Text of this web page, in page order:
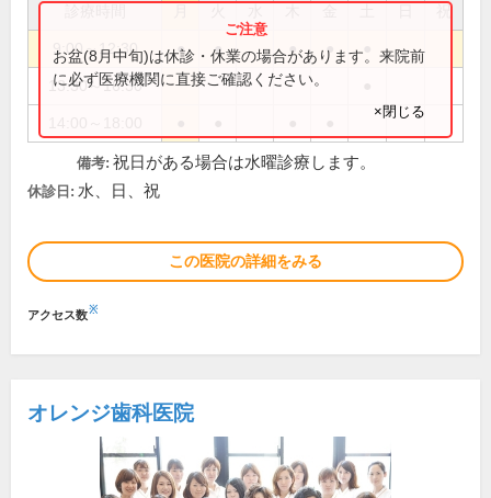
祝
9:00～12:30 ● ● ● ●
13:30～16:30
お盆(8月中旬)は休診・休業の場合があります。来院前
に必ず医療機関に直接ご確認ください。
×閉じる
備考: 祝日がある場合は水曜診療します。
休診日: 水、日、祝
この医院の詳細をみる
アクセス数※
オレンジ歯科医院